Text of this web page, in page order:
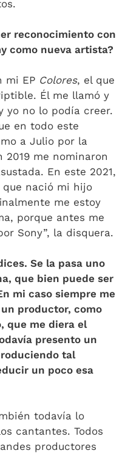
reconocimiento con
como nueva artista?
mi EP Colores, el que
Él me llamó y
yo no lo podía creer.
en todo este
a Julio por la
2019 me nominaron
En este 2021,
que nació mi hijo
me estoy
porque antes me
Sony”, la disquera.
Se la pasa uno
que bien puede ser
mi caso siempre me
productor, como
que me diera el
presento un
tal
un poco esa
todavía lo
cantantes. Todos
productores